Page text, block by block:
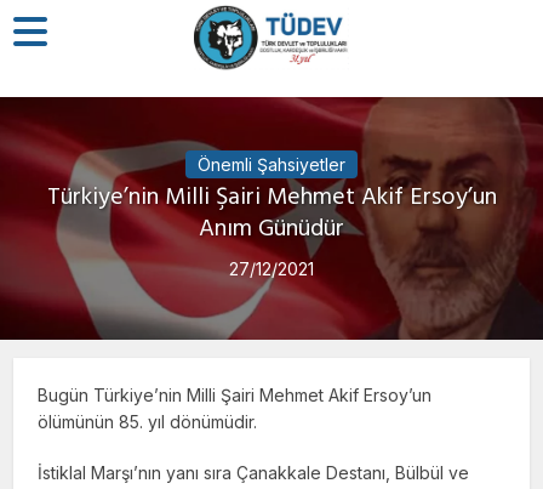
Önemli Şahsiyetler
Türkiye’nin Milli Şairi Mehmet Akif Ersoy’un
Anım Günüdür
27/12/2021
Bugün Türkiye’nin Milli Şairi Mehmet Akif Ersoy’un
ölümünün 85. yıl dönümüdir.
İstiklal Marşı’nın yanı sıra Çanakkale Destanı, Bülbül ve